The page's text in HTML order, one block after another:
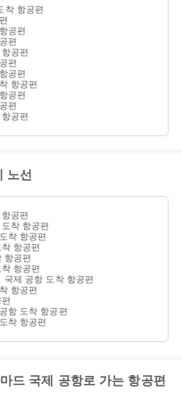
착 항공편
공편
편
공편
편
공편
항공편
공편
편
공편
노선
공편
착 항공편
착 항공편
항공편
항공편
항공편
제 공항 도착 항공편
항공편
항 도착 항공편
착 항공편
드 국제 공항로 가는 항공편